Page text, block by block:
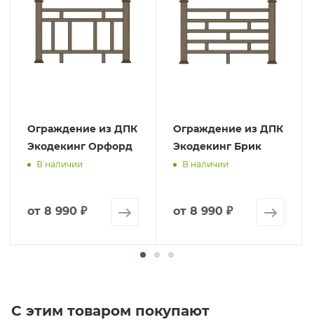
Ограждение из ДПК
Экодекинг Орфорд
В наличии
от 8 990 ₽
Ограждение из ДПК
Экодекинг Брик
В наличии
от 8 990 ₽
С этим товаром покупают